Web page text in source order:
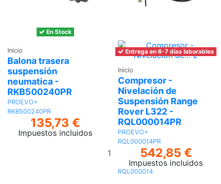
En Stock
Inicio
Balona trasera
suspensión
neumatica -
RKB500240PR
PROEVO+
RKB500240PR
135,73 €
Impuestos incluidos
Añadir
al
carrito
Entrega en 6-7 días laborables
Inicio
Compresor -
Nivelación de
Suspensión Range
Rover L322 -
RQL000014PR
PROEVO+
RQL000014PR
542,85 €
Impuestos incluidos
RQL000014